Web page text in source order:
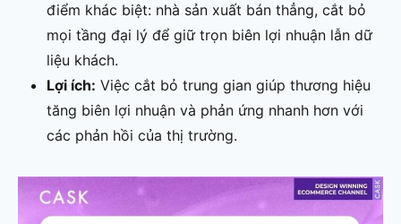
điểm khác biệt: nhà sản xuất bán thẳng, cắt bỏ
mọi tầng đại lý để giữ trọn biên lợi nhuận lẫn dữ
liệu khách.
Lợi ích: Việc cắt bỏ trung gian giúp thương hiệu
tăng biên lợi nhuận và phản ứng nhanh hơn với
các phản hồi của thị trường.